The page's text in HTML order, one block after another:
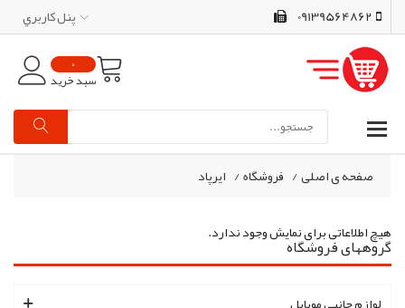
09139564862 پنل کاربري
0
سبد خرید
صفحه ی اصلی/ فروشگاه/ ایرپاد
گروههای فروشگاه
هیچ اطلاعاتی برای نمایش وجود ندارد.